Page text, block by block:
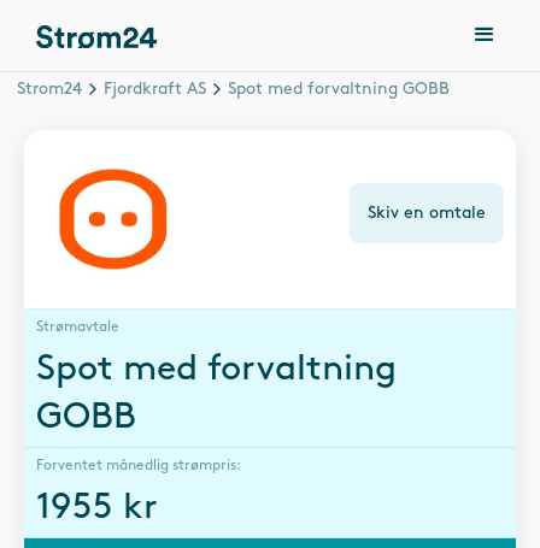
Strom24 Fjordkraft AS Spot med forvaltning GOBB
Skiv en omtale
Strømavtale
Spot med forvaltning
GOBB
Forventet månedlig strømpris:
1955 kr